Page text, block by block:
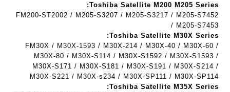
Toshiba Satellite M200 M205 Series:
FM200-ST2002 / M205-S3207 / M205-S3217 / M205-S7452
/ M205-S7453
Toshiba Satellite M30X Series:
FM30X / M30X-1593 / M30X-214 / M30X-40 / M30X-60 /
M30X-80 / M30X-S114 / M30X-S1592 / M30X-S1593 /
M30X-S171 / M30X-S181 / M30X-S191 / M30X-S214 /
M30X-S221 / M30X-s234 / M30X-SP111 / M30X-SP114
Toshiba Satellite M35X Series: